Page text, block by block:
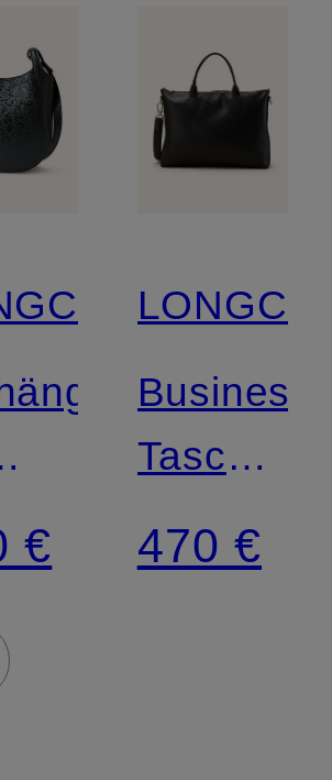
€
Business-
Tasche
S LE
470 €